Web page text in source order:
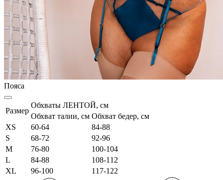
Пояса
Размер
Обхваты ЛЕНТОЙ, см
Обхват талии, см Обхват бедер, см
XS
60-64
84-88
S
68-72
92-96
M
76-80
100-104
L
84-88
108-112
XL
96-100 117-122